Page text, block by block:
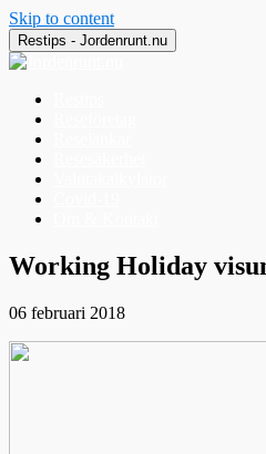
Skip to content
Restips - Jordenrunt.nu
Jordenrunt.nu
Tusen Restips från hela världen
Working Holiday
06 februari 2018